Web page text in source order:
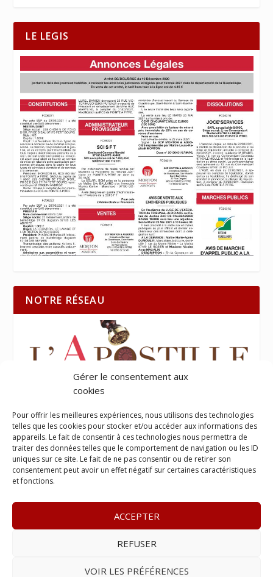
Gérer le consentement aux
cookies
Pour offrir les meilleures expériences, nous utilisons des technologies
telles que les cookies pour stocker et/ou accéder aux informations des
appareils. Le fait de consentir à ces technologies nous permettra de
traiter des données telles que le comportement de navigation ou les ID
uniques sur ce site. Le fait de ne pas consentir ou de retirer son
consentement peut avoir un effet négatif sur certaines caractéristiques
et fonctions.
ACCEPTER
REFUSER
VOIR LES PRÉFÉRENCES
LE LEGIS
NOTRE RÉSEAU
– www.lelegis.fr –Zone Franche Cité Dillon
– E-mail :contact@lelegis.fr–